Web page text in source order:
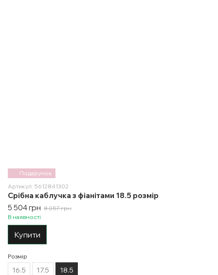
Подарунок
Артикул: 5612841302
Срібна каблучка з фіанітами 18.5 розмір
5 504 грн 8 057 грн
В наявності
Купити
Розмір
16.5 17.5 18.5